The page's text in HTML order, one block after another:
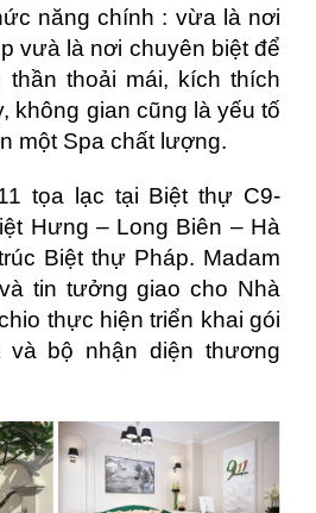
năng chính : vừa là nơi
vưà là nơi chuyên biệt để
thoải mái, kích thích
không gian cũng là yếu tố
một Spa chất lượng.
tọa lạc tại Biệt thự C9-
Hưng – Long Biên – Hà
Biệt thự Pháp. Madam
tin tưởng giao cho Nhà
thực hiện triển khai gói
và bộ nhận diện thương